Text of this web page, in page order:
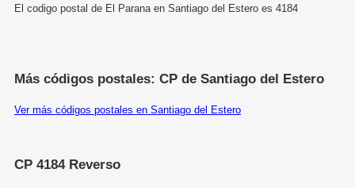
El codigo postal de El Parana en Santiago del Estero es 4184
Más códigos postales: CP de Santiago del Estero
Ver más códigos postales en Santiago del Estero
CP 4184 Reverso